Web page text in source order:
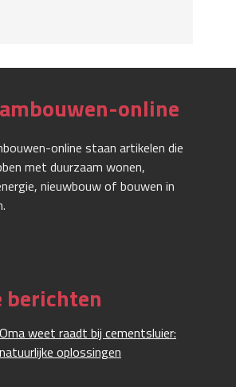
online
online staan artikelen die
met duurzaam wonen,
nieuwbouw of bouwen in
berichten
Oma weet raadt bij cementsluier:
natuurlijke oplossingen